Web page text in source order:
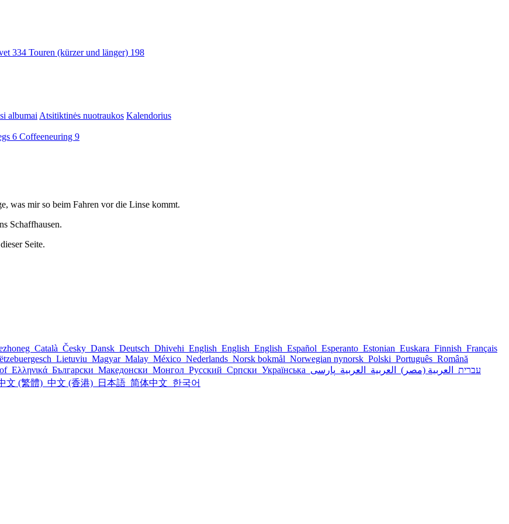
334 Touren (kürzer und länger) 198
albumai Atsitiktinės nuotraukos Kalendorius
6 Coffeeneuring 9
was mir so beim Fahren vor die Linse kommt.
Schaffhausen.
Seite.
Català Česky Dansk Deutsch Dhivehi English English English Español Esperanto Estonian Euskara Finnish Français
Lietuviu Magyar Malay México Nederlands Norsk bokmål Norwegian nynorsk Polski Português Română
Ελληνικά Български Македонски Монгол Русский Српски Українська עברית العربية (مصر) العربية العربية پارسی
文 (繁體) 中文 (香港) 日本語 简体中文 한국어